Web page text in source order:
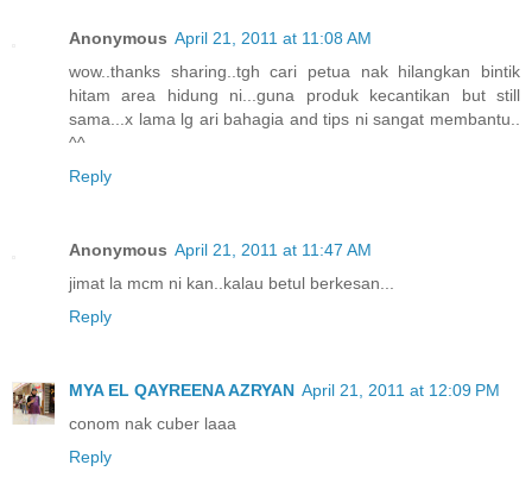
Anonymous April 21, 2011 at 11:08 AM
wow..thanks sharing..tgh cari petua nak hilangkan bintik
hitam area hidung ni...guna produk kecantikan but still
sama...x lama lg ari bahagia and tips ni sangat membantu..
^^
Reply
Anonymous April 21, 2011 at 11:47 AM
jimat la mcm ni kan..kalau betul berkesan...
Reply
MYA EL QAYREENA AZRYAN April 21, 2011 at 12:09 PM
conom nak cuber laaa
Reply